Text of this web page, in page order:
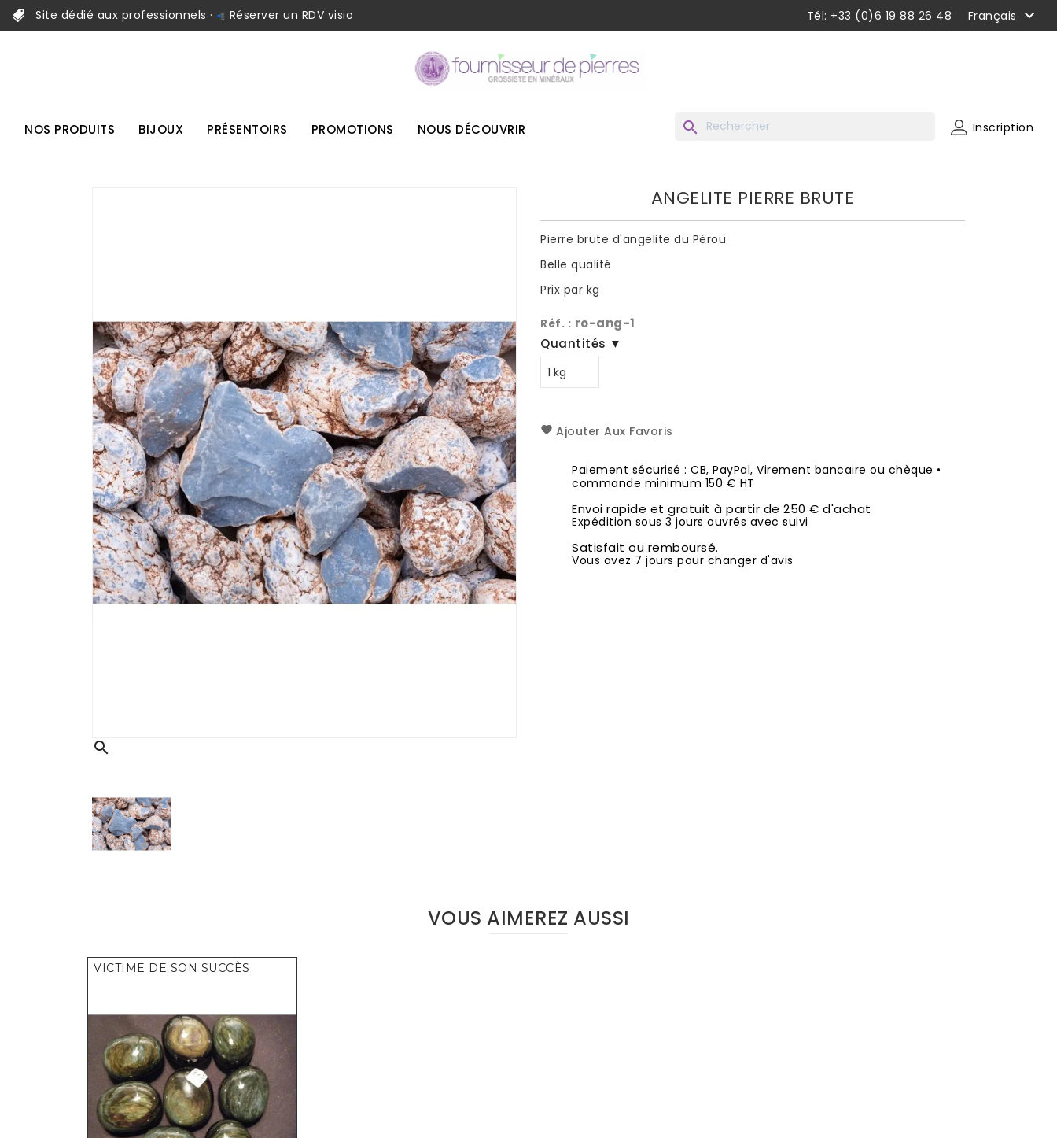
Site dédié aux professionnels · Réserver un RDV visio Tél: +33 (0)6 19 88 26 48 Français 
Inscription
NOS PRODUITS BIJOUX PRÉSENTOIRS PROMOTIONS NOUS DÉCOUVRIR search
search
ANGELITE PIERRE BRUTE
Pierre brute d'angelite du Pérou
Belle qualité
Prix par kg
Réf. : ro-ang-1
Quantités ▼
Ajouter Aux Favoris
Paiement sécurisé : CB, PayPal, Virement bancaire ou chèque •
commande minimum 150 € HT
Envoi rapide et gratuit à partir de 250 € d'achat
Expédition sous 3 jours ouvrés avec suivi
Satisfait ou remboursé.
Vous avez 7 jours pour changer d'avis
VOUS AIMEREZ AUSSI
VICTIME DE SON SUCCÈS